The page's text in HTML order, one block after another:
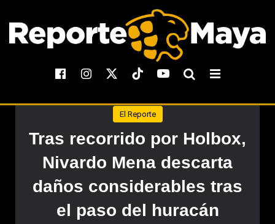
El Reporte
Tras recorrido por Holbox,
Nivardo Mena descarta
daños considerables tras
el paso del huracán